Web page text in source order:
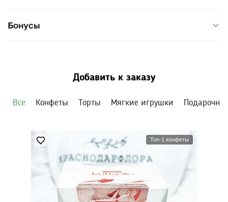
Бонусы
Добавить к заказу
Все Конфеты Торты Мягкие игрушки
Топ-1 конфеты